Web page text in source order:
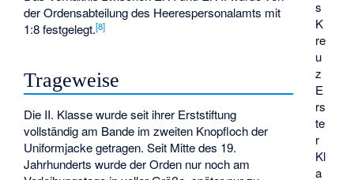
s
K
re
u
z
E
rs
te
r
Kl
a
der Ordensabteilung des Heerespersonalamts mit
1:8 festgelegt.[8]
Trageweise
Die II. Klasse wurde seit ihrer Erststiftung
vollständig am Bande im zweiten Knopfloch der
Uniformjacke getragen. Seit Mitte des 19.
Jahrhunderts wurde der Orden nur noch am